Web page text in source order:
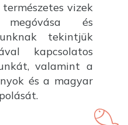
vizek
megóvása és
tekintjük
kapcsolatos
valamint a
és a magyar